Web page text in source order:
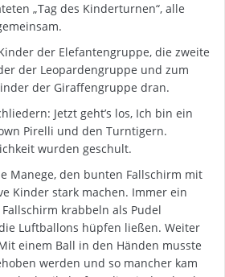
„Tag des Kinderturnen“, alle
der Elefantengruppe, die zweite
der Leopardengruppe und zum
der Giraffengruppe dran.
Jetzt geht’s los, Ich bin ein
Pirelli und den Turntigern.
wurden geschult.
Manege, den bunten Fallschirm mit
Kinder stark machen. Immer ein
krabbeln als Pudel
Luftballons hüpfen ließen. Weiter
einem Ball in den Händen musste
werden und so mancher kam